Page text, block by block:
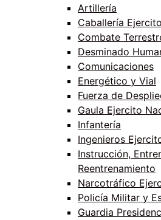
Artillería
Caballería
Combate
Desminado
Comunicaciones
Energético y Vial
Fuerza de
Gaula Ejercito
Infantería
Ingenieros
Instrucción,
Reentrenamiento
Narcotráfico
Policía Militar y
Guardia